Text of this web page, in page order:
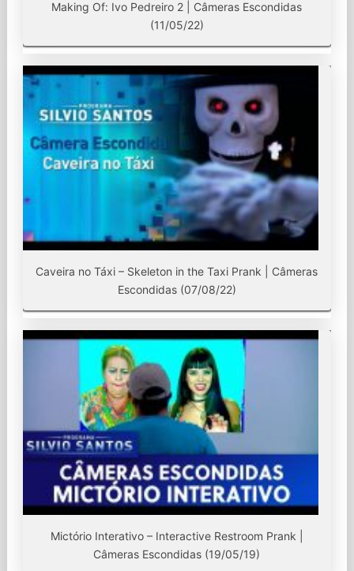
Making Of: Ivo Pedreiro 2 | Câmeras Escondidas
(11/05/22)
Caveira no Táxi – Skeleton in the Taxi Prank | Câmeras
Escondidas (07/08/22)
Mictório Interativo – Interactive Restroom Prank |
Câmeras Escondidas (19/05/19)